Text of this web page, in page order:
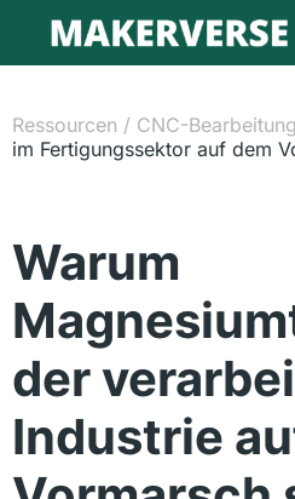
Ressourcen / CNC-Bearbeitung
im Fertigungssektor auf dem
Warum
der
Industrie